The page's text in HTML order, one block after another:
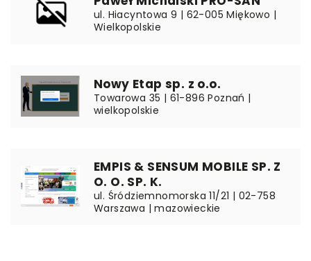
ul. Hiacyntowa 9 | 62-005 Miękowo |
Wielkopolskie
Nowy Etap sp. z o.o.
Towarowa 35 | 61-896 Poznań |
wielkopolskie
EMPIS & SENSUM MOBILE SP. Z
O. O. SP. K.
ul. Śródziemnomorska 11/21 | 02-758
Warszawa | mazowieckie